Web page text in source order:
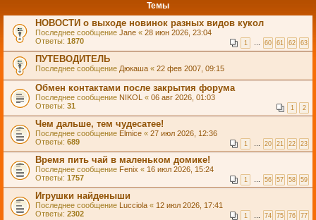
Темы
НОВОСТИ о выходе новинок разных видов кукол
Последнее сообщение Jane « 28 июн 2026, 23:04
Ответы: 1870 1 … 60 61 62 63
ПУТЕВОДИТЕЛЬ
Последнее сообщение Дюкаша « 22 фев 2007, 09:15
Обмен контактами после закрытия форума
Последнее сообщение NIKOL « 06 авг 2026, 01:03
Ответы: 31 1 2
Чем дальше, тем чудесатее!
Последнее сообщение Elmice « 27 июл 2026, 12:36
Ответы: 689 1 … 20 21 22 23
Время пить чай в маленьком домике!
Последнее сообщение Fenix « 16 июл 2026, 15:24
Ответы: 1757 1 … 56 57 58 59
Игрушки найденыши
Последнее сообщение Lucciola « 12 июл 2026, 17:41
Ответы: 2302 1 … 74 75 76 77